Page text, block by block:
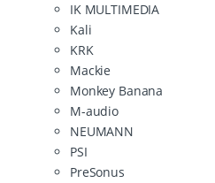
IK MULTIMEDIA
Kali
KRK
Mackie
Monkey Banana
M-audio
NEUMANN
PSI
PreSonus